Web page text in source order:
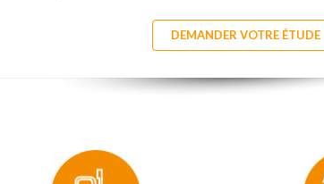
DEMANDER VOTRE ÉTUDE